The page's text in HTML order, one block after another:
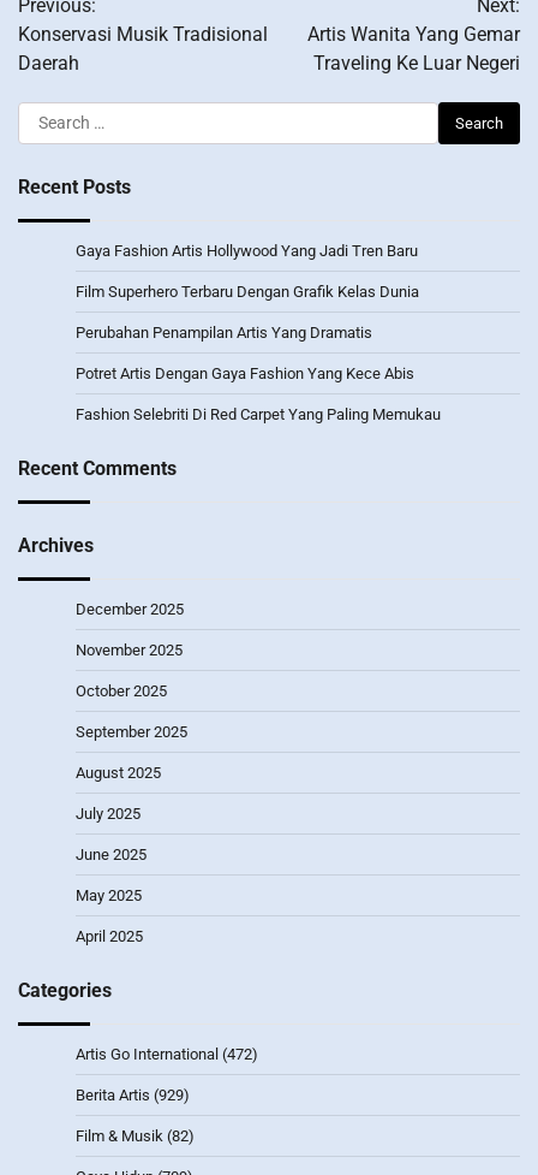
navigation
Previous:
Konservasi Musik Tradisional
Daerah
Next:
Artis Wanita Yang Gemar
Traveling Ke Luar Negeri
Search
for:
Recent Posts
Gaya Fashion Artis Hollywood Yang Jadi Tren Baru
Film Superhero Terbaru Dengan Grafik Kelas Dunia
Perubahan Penampilan Artis Yang Dramatis
Potret Artis Dengan Gaya Fashion Yang Kece Abis
Fashion Selebriti Di Red Carpet Yang Paling Memukau
Recent Comments
Archives
December 2025
November 2025
October 2025
September 2025
August 2025
July 2025
June 2025
May 2025
April 2025
Categories
Artis Go International (472)
Berita Artis (929)
Film & Musik (82)